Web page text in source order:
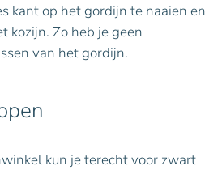
kant op het gordijn te naaien en
kozijn. Zo heb je geen
van het gordijn.
kun je terecht voor zwart